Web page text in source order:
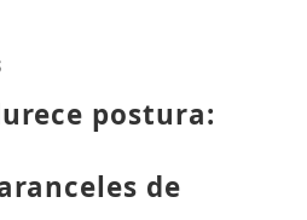
postura:
de